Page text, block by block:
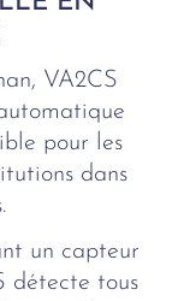
VA2CS
pour les
dans
un capteur
détecte tous